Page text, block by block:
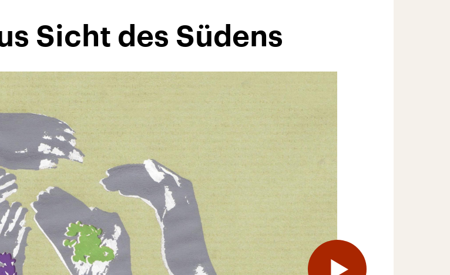
Sicht des Südens